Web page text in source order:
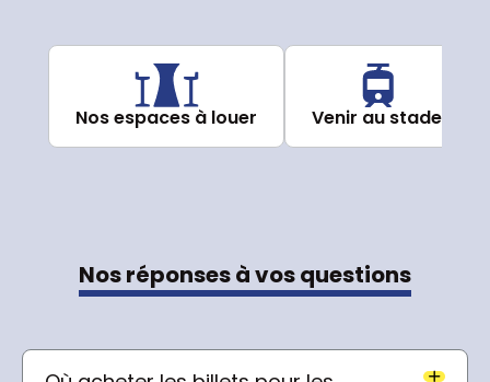
Nos espaces à louer Venir au stade
Nos réponses à vos questions